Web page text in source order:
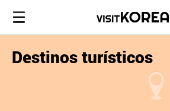
Destinos turísticos